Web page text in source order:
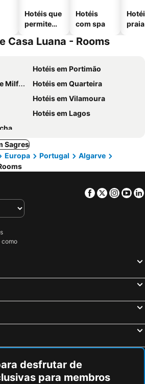
Hotéis que
permitem
Hotéis
com spa
praia
Casa Luana - Rooms
Hotéis em Portimão
Hotéis em Quarteira
Hotéis em Vilamoura
Hotéis em Lagos
Sagres
Europa Portugal
Algarve
Facebook
Twitter
como
desfrutar de
para membros